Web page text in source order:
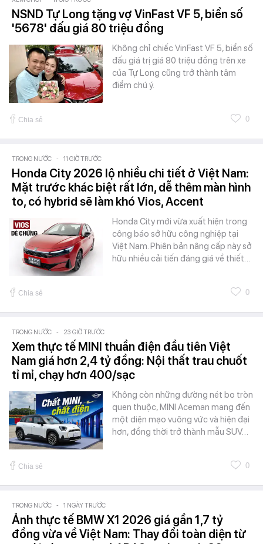
NSND Tự Long tặng vợ VinFast VF 5, biển số
'5678' đấu giá 80 triệu đồng
Không chỉ chiếc VinFast VF 5, biển số
đấu giá trị giá 80 triệu đồng trên xe
của Tự Long cũng trở thành tâm
điểm chú ý.
Chia sẻ 0
TRONG NƯỚC - 11 GIỜ TRƯỚC
Honda City 2026 lộ nhiều chi tiết ở Việt Nam:
Mặt trước khác biệt rất lớn, dễ thêm màn hình
to, có hybrid sẽ làm khó Vios, Accent
Honda City mới vừa xuất hiện trong
công báo sở hữu công nghiệp tại
Việt Nam. Phiên bản nâng cấp này sở
hữu nhiều cải tiến đáng giá về thiết…
Chia sẻ 0
TRONG NƯỚC - 23 GIỜ TRƯỚC
Xem thực tế MINI thuần điện đầu tiên Việt
Nam giá hơn 2,4 tỷ đồng: Nội thất trau chuốt
tỉ mỉ, chạy hơn 400/sạc
Không còn những đường nét bo tròn
quen thuộc, MINI Aceman mang đến
một diện mạo vuông vức và hiện đại
hơn, đồng thời trở thành mẫu SUV…
Chia sẻ 0
TRONG NƯỚC - 1 NGÀY TRƯỚC
Ảnh thực tế BMW X1 2026 giá gần 1,7 tỷ
đồng vừa về Việt Nam: Thay đổi toàn diện từ